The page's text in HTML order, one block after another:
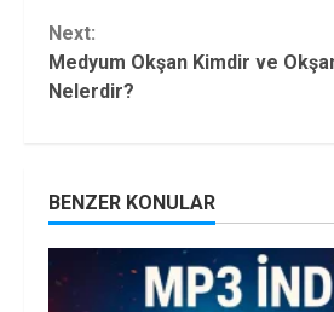
Next:
Medyum Okşan Kimdir ve
Nelerdir?
BENZER KONULAR